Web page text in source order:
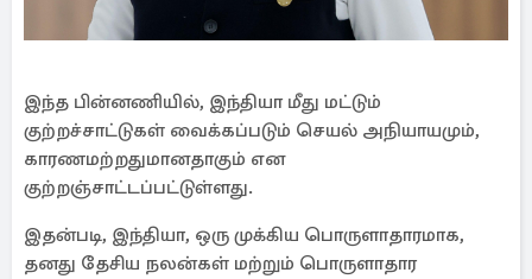
இந்த பின்னணியில், இந்தியா மீது மட்டும்
குற்றச்சாட்டுகள் வைக்கப்படும் செயல் அநியாயமும்,
காரணமற்றதுமானதாகும் என
குற்றஞ்சாட்டப்பட்டுள்ளது.
இதன்படி, இந்தியா, ஒரு முக்கிய பொருளாதாரமாக,
தனது தேசிய நலன்கள் மற்றும் பொருளாதார